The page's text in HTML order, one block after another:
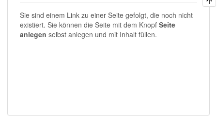
Sie sind einem Link zu einer Seite gefolgt, die noch nicht
existiert. Sie können die Seite mit dem Knopf Seite
anlegen selbst anlegen und mit Inhalt füllen.